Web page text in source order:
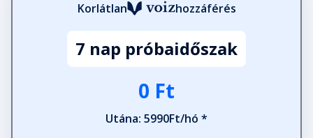
Korlátlan hozzáférés
7 nap próbaidőszak
0 Ft
Utána: 5990Ft/hó *